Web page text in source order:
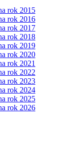
rok 2015
rok 2016
rok 2017
rok 2018
rok 2019
rok 2020
rok 2021
rok 2022
rok 2023
rok 2024
rok 2025
rok 2026